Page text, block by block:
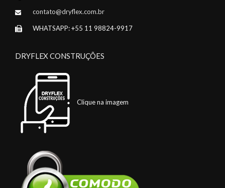
contato@dryflex.com.br
WHATSAPP: +55 11 98824-9917
DRYFLEX CONSTRUÇÕES
Clique na imagem